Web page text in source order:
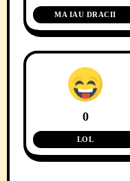
MA IAU DRACII
0
LOL